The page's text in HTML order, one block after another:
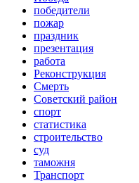
победители
пожар
праздник
презентация
работа
Реконструкция
Смерть
Советский район
спорт
статистика
строительство
суд
таможня
Транспорт